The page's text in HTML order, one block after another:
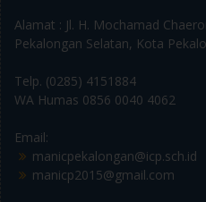
Telp. (0285) 4151884
Email:
manicp2015@gmail.com